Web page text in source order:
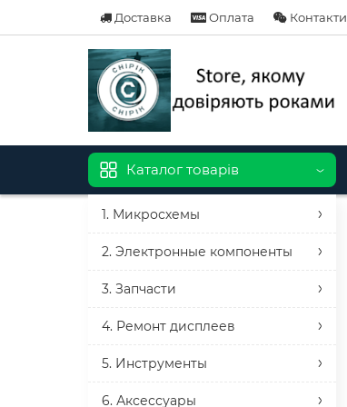
Доставка Оплата Контакти
Каталог товарів
1. Микросхемы
2. Электронные компоненты
3. Запчасти
4. Ремонт дисплеев
5. Инструменты
6. Аксессуары